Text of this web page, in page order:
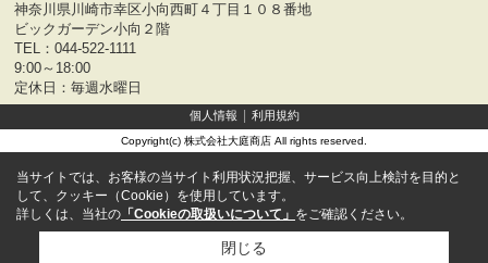
神奈川県川崎市幸区小向西町４丁目１０８番地
ビックガーデン小向２階
TEL： 044-522-1111
9:00～18:00
定休日：毎週水曜日
個人情報 利用規約
Copyright(c) 株式会社大庭商店 All rights reserved.
当サイトでは、お客様の当サイト利用状況把握、サービス向上検討を目的と
して、クッキー（Cookie）を使用しています。
詳しくは、当社の 「Cookieの取扱いについて」 をご確認ください。
閉じる